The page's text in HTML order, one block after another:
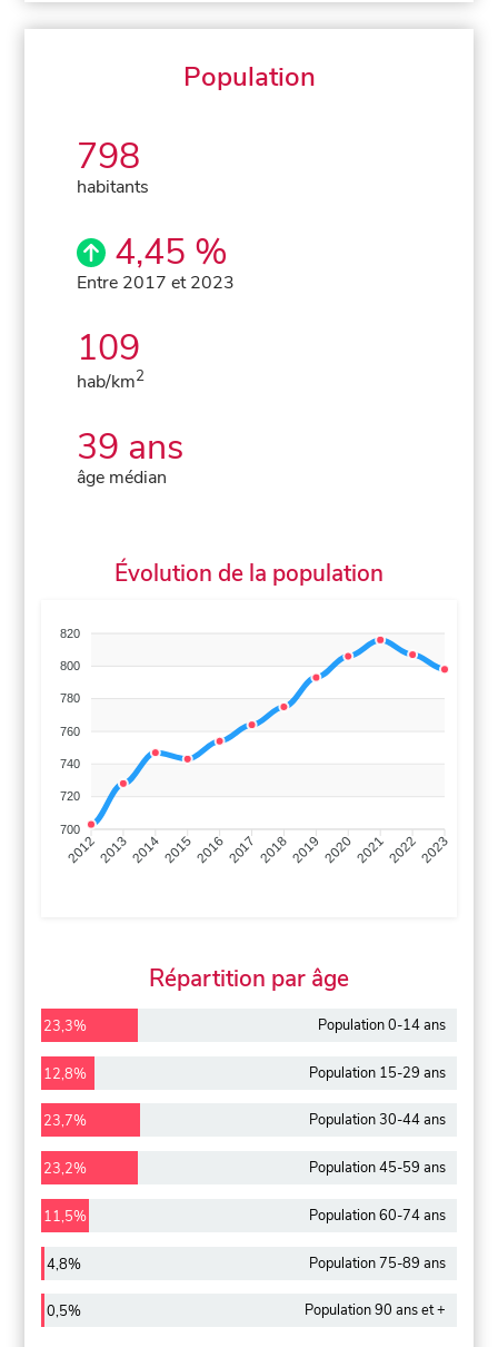
Population
798
habitants
4,45 %
Entre 2017 et 2023
109
hab/km2
39 ans
âge médian
Évolution de la population
820
800
780
760
740
720
700
201220132014201520162017 20182019 2020202120222023
Répartition par âge
23,3% Population 0-14 ans
12,8% Population 15-29 ans
23,7% Population 30-44 ans
23,2% Population 45-59 ans
11,5% Population 60-74 ans
4,8% Population 75-89 ans
0,5% Population 90 ans et +